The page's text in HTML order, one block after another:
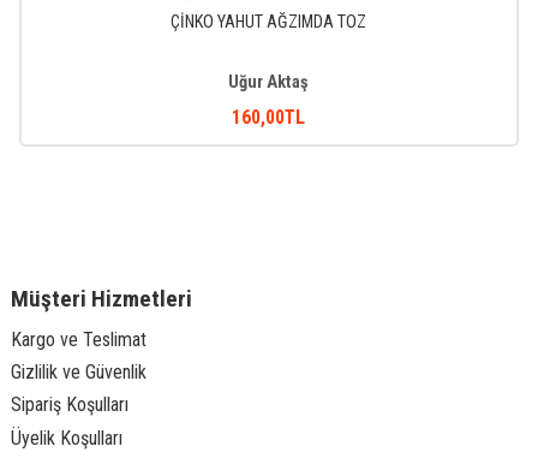
ÇİNKO YAHUT AĞZIMDA TOZ
Uğur Aktaş
160,00TL
Müşteri Hizmetleri
Kargo ve Teslimat
Gizlilik ve Güvenlik
Sipariş Koşulları
Üyelik Koşulları